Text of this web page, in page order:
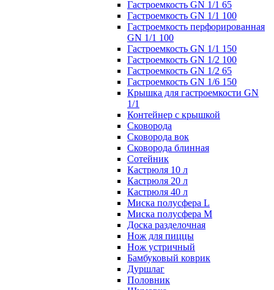
Гастроемкость GN 1/1 65
Гастроемкость GN 1/1 100
Гастроемкость перфорированная
GN 1/1 100
Гастроемкость GN 1/1 150
Гастроемкость GN 1/2 100
Гастроемкость GN 1/2 65
Гастроемкость GN 1/6 150
Крышка для гастроемкости GN
1/1
Контейнер с крышкой
Сковорода
Сковорода вок
Сковорода блинная
Сотейник
Кастрюля 10 л
Кастрюля 20 л
Кастрюля 40 л
Миска полусфера L
Миска полусфера M
Доска разделочная
Нож для пиццы
Нож устричный
Бамбуковый коврик
Дуршлаг
Половник